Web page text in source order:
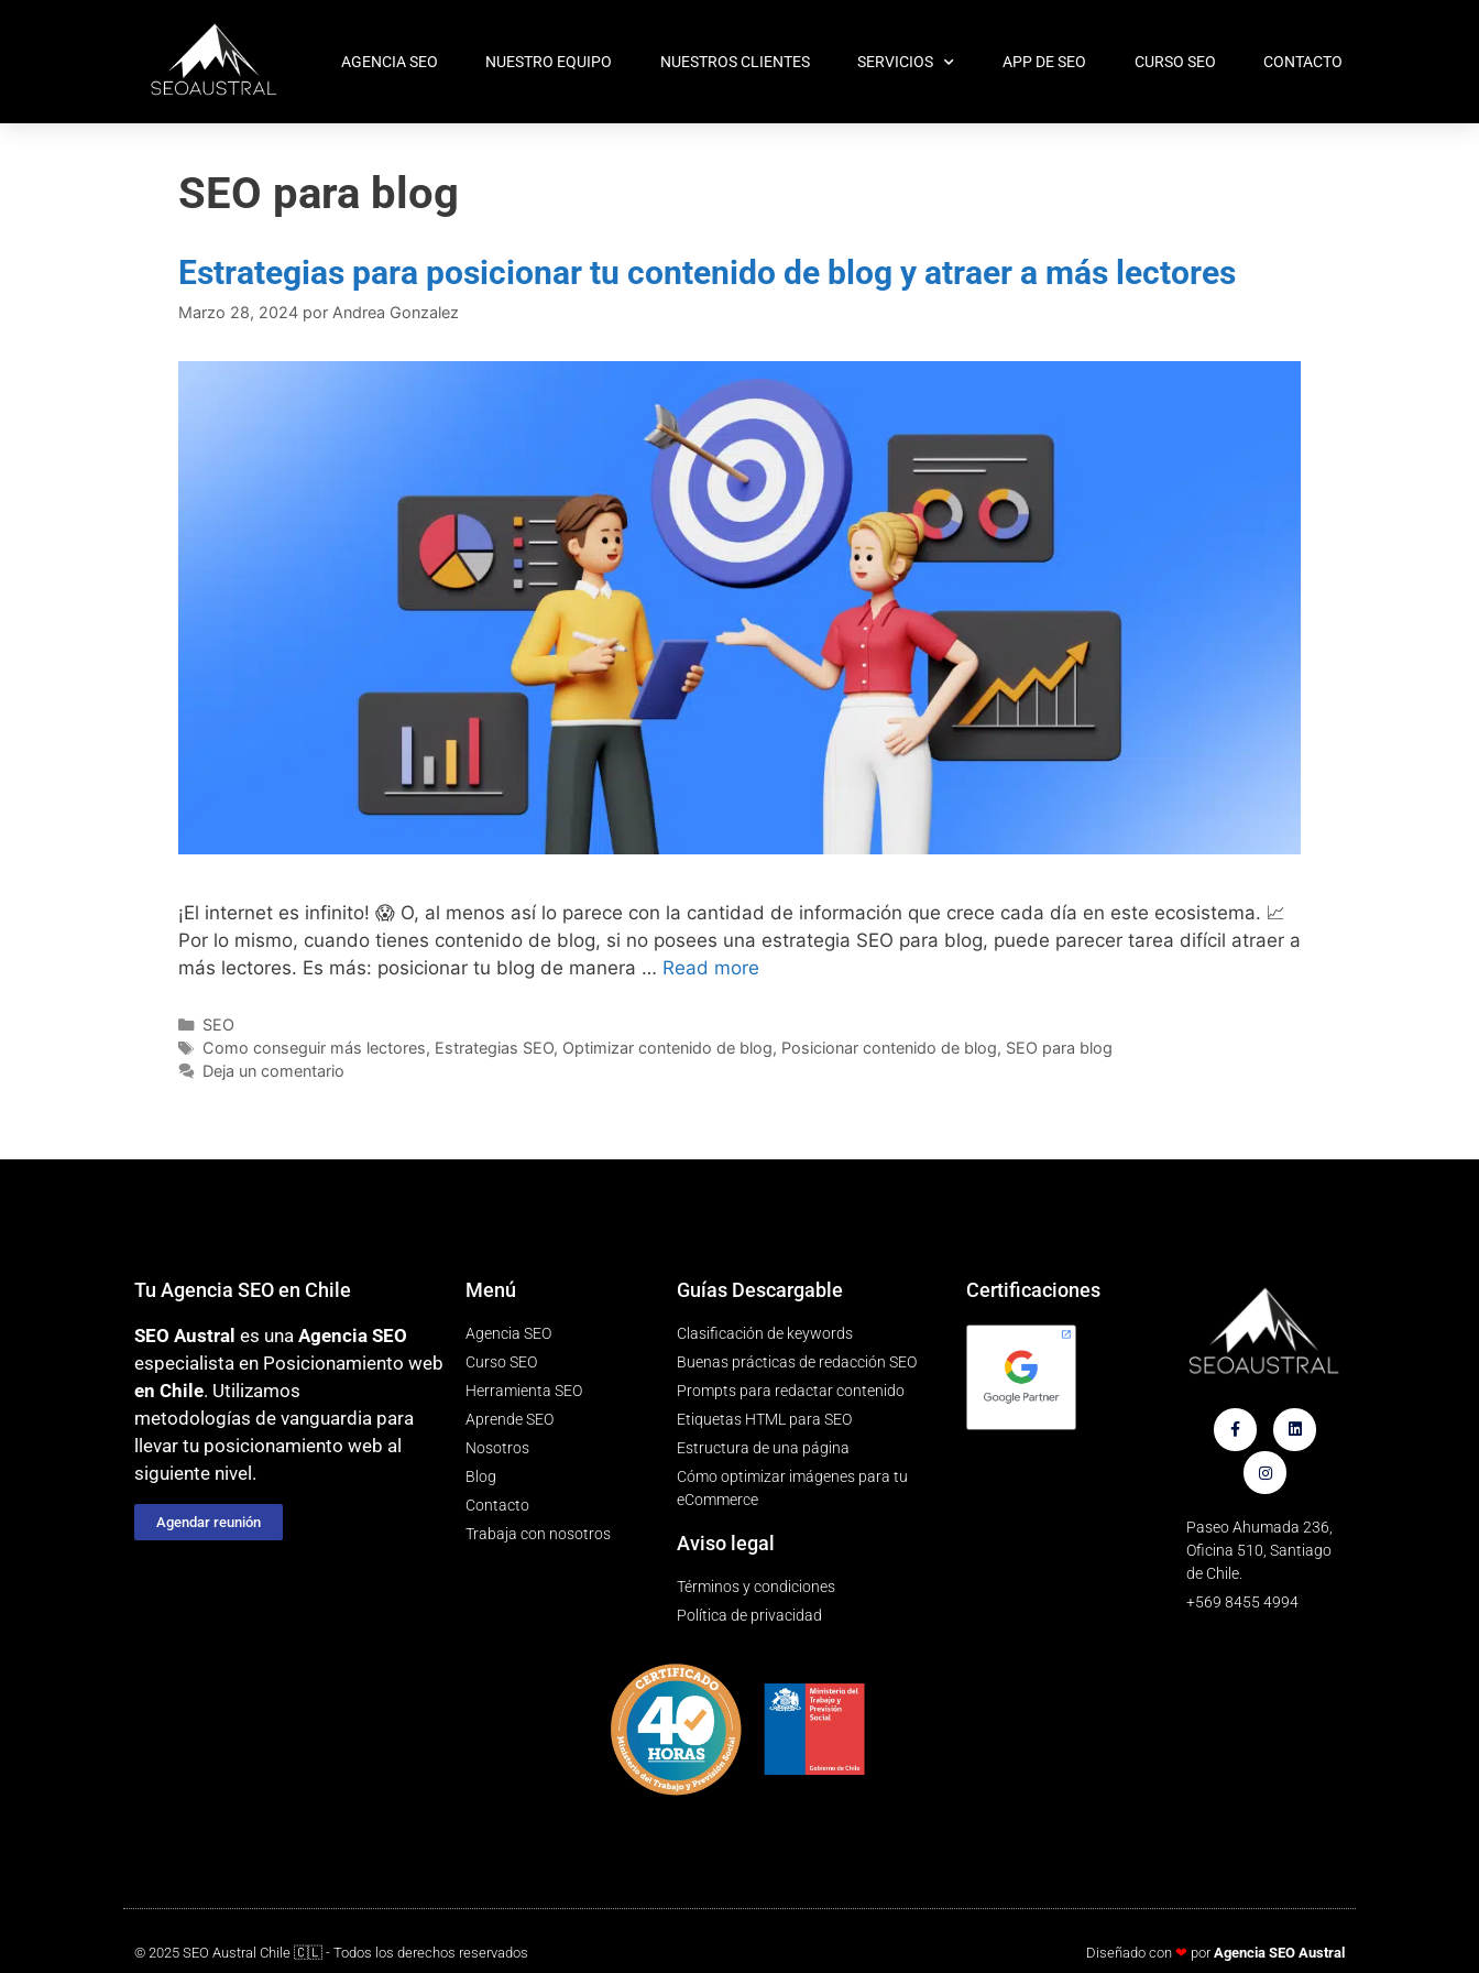
AGENCIA SEO NUESTRO EQUIPO NUESTROS CLIENTES SERVICIOS APP DE SEO CURSO SEO CONTACTO
SEO para blog
Estrategias para posicionar tu contenido de blog y atraer a más lectores
Marzo 28, 2024 por Andrea Gonzalez
¡El internet es infinito! 😱 O, al menos así lo parece con la cantidad de información que crece cada día en este ecosistema. 📈
Por lo mismo, cuando tienes contenido de blog, si no posees una estrategia SEO para blog, puede parecer tarea difícil atraer a
más lectores. Es más: posicionar tu blog de manera … Read more
SEO
Como conseguir más lectores, Estrategias SEO, Optimizar contenido de blog, Posicionar contenido de blog, SEO para blog
Deja un comentario
Tu Agencia SEO en Chile
SEO Austral es una Agencia SEO
especialista en Posicionamiento web
en Chile. Utilizamos
metodologías de vanguardia para
llevar tu posicionamiento web al
siguiente nivel.
Agendar reunión
Menú
Agencia SEO
Curso SEO
Herramienta SEO
Aprende SEO
Nosotros
Blog
Contacto
Trabaja con nosotros
Guías Descargable
Clasificación de keywords
Buenas prácticas de redacción SEO
Prompts para redactar contenido
Etiquetas HTML para SEO
Estructura de una página
Cómo optimizar imágenes para tu
eCommerce
Aviso legal
Términos y condiciones
Política de privacidad
Certificaciones
Paseo Ahumada 236,
Oficina 510, Santiago
de Chile.
+569 8455 4994
© 2025 SEO Austral Chile 🇨🇱 - Todos los derechos reservados Diseñado con ❤ porAgencia SEO Austral